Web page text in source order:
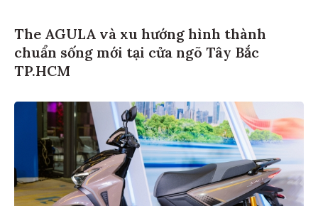
The AGULA và xu hướng hình thành
chuẩn sống mới tại cửa ngõ Tây Bắc
TP.HCM